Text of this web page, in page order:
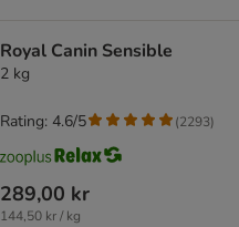
Royal Canin Sensible
2 kg
289,00 kr
144,50 kr / kg
Rating: 4.6/5 (2293)